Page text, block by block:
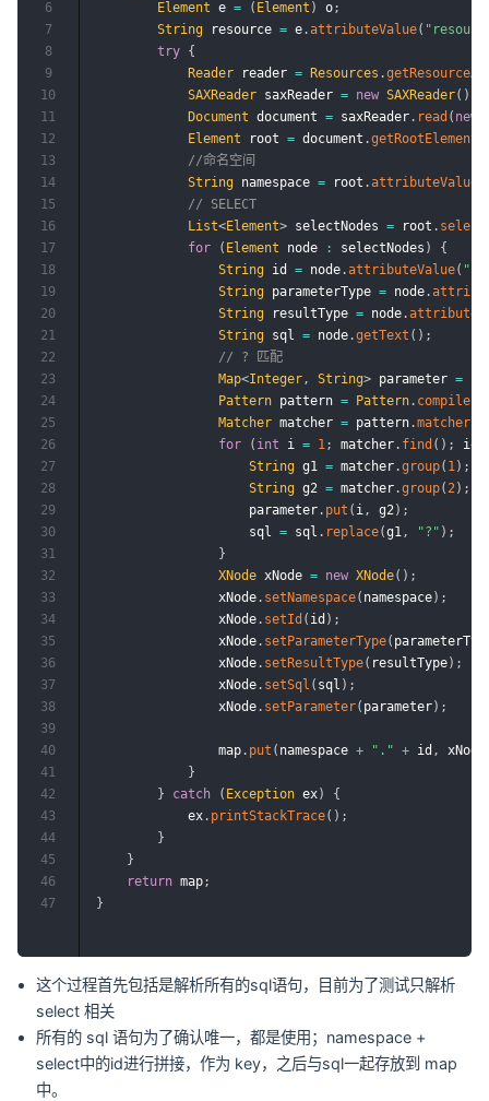
Element e = ( Element ) o ;
String resource = e .attributeValue(
try {
Reader reader = Resources .
SAXReader saxReader = new SAXReader( )
Document document = saxReader . read ( new
Element root = document .getRootElement
//命名空间
String namespace = root .attributeValue
// SELECT
List<Element> selectNodes = root .
for
( Element node : selectNodes )
{
String id = node .attributeValue(
String parameterType = node .
String resultType = node .
String sql = node .getText ( ) ;
// ? 匹配
Map<Integer , String> parameter =
Pattern pattern = Pattern . compile
Matcher matcher = pattern .matcher
for
( int i = 1 ; matcher . find ( ) ; i++
String g1 = matcher .group( 1 ) ;
String g2 = matcher .group( 2 ) ;
                    parameter
. put ( i , g2 ) ;
                    sql
= sql . replace(g1 , "?" ) ;
}
XNode xNode = new XNode( ) ;
                xNode
. setNamespace( namespace) ;
                xNode
. setId ( id ) ;
                xNode
. setParameterType(
                xNode
. setResultType( resultType) ;
                xNode
. setSql ( sql ) ;
                xNode
. setParameter( parameter) ;
                map
. put ( namespace + "." + id , xNode
}
}
catch ( Exception ex)
{
            ex
. printStackTrace( ) ;
}
}
return map ;
}
6
7
8
9
10
11
12
13
14
15
16
17
18
19
20
21
22
23
24
25
26
27
28
29
30
31
32
33
34
35
36
37
38
39
40
41
42
43
44
45
46
47
这个过程首先包括是解析所有的sql语句，目前为了测试只解析
select 相关
所有的 sql 语句为了确认唯一，都是使用；namespace +
select中的id进行拼接，作为 key，之后与sql一起存放到 map
中。